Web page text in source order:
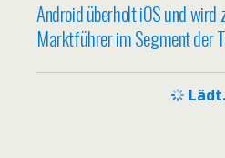
Android überholt iOS und wird
Marktführer im Segment der